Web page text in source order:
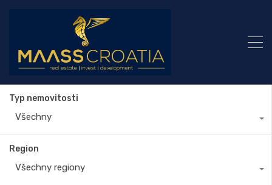
Typ nemovitosti
Všechny
Region
Všechny regiony